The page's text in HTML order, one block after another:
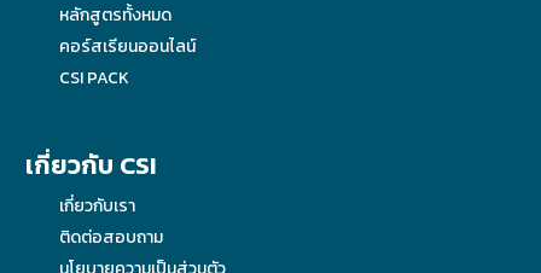
หลักสูตรทั้งหมด
คอร์สเรียนออนไลน์
CSI PACK
เกี่ยวกับ CSI
เกี่ยวกับเรา
ติดต่อสอบถาม